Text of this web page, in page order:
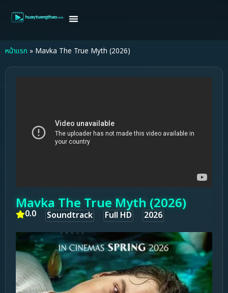
หน้าแรก » Mavka The True Myth (2026)
Mavka The True Myth (2026)
0.0 Soundtrack Full HD 2026